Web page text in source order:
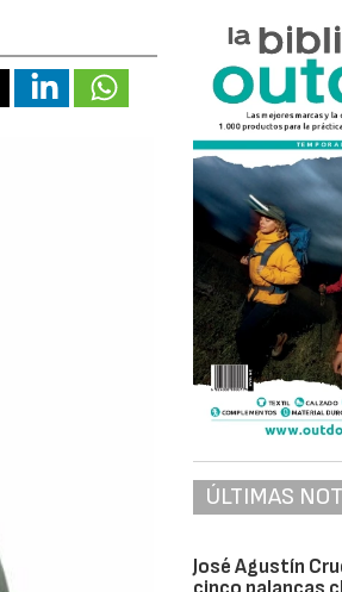
ÚLTIMAS
José Agustín